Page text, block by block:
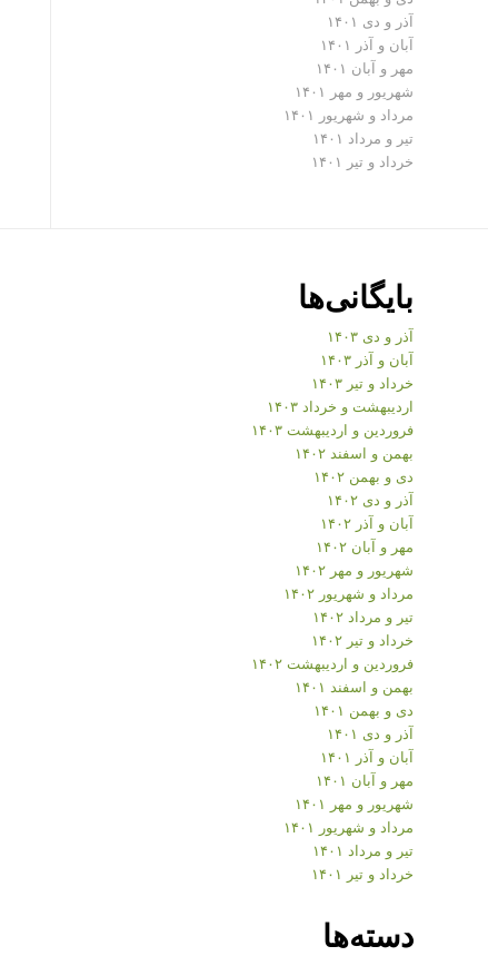
آذر و دی ۱۴۰۱
آبان و آذر ۱۴۰۱
مهر و آبان ۱۴۰۱
شهریور و مهر ۱۴۰۱
مرداد و شهریور ۱۴۰۱
تیر و مرداد ۱۴۰۱
خرداد و تیر ۱۴۰۱
بایگانی‌ها
آذر و دی ۱۴۰۳
آبان و آذر ۱۴۰۳
خرداد و تیر ۱۴۰۳
اردیبهشت و خرداد ۱۴۰۳
فروردین و اردیبهشت ۱۴۰۳
بهمن و اسفند ۱۴۰۲
دی و بهمن ۱۴۰۲
آذر و دی ۱۴۰۲
آبان و آذر ۱۴۰۲
مهر و آبان ۱۴۰۲
شهریور و مهر ۱۴۰۲
مرداد و شهریور ۱۴۰۲
تیر و مرداد ۱۴۰۲
خرداد و تیر ۱۴۰۲
فروردین و اردیبهشت ۱۴۰۲
بهمن و اسفند ۱۴۰۱
دی و بهمن ۱۴۰۱
آذر و دی ۱۴۰۱
آبان و آذر ۱۴۰۱
مهر و آبان ۱۴۰۱
شهریور و مهر ۱۴۰۱
مرداد و شهریور ۱۴۰۱
تیر و مرداد ۱۴۰۱
خرداد و تیر ۱۴۰۱
دسته‌ها